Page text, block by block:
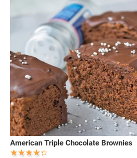
American Triple Chocolate Brownies